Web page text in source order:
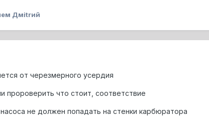
Дмitrий
от черезмерного усердия
пророверить что стоит, соответствие
не должен попадать на стенки карбюратора